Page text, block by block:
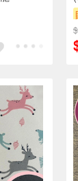
元
的範圍